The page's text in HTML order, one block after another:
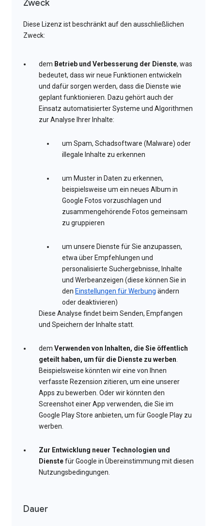
Zweck
Diese Lizenz ist beschränkt auf den ausschließlichen
Zweck:
dem Betrieb und Verbesserung der Dienste, was
bedeutet, dass wir neue Funktionen entwickeln
und dafür sorgen werden, dass die Dienste wie
geplant funktionieren. Dazu gehört auch der
Einsatz automatisierter Systeme und Algorithmen
zur Analyse Ihrer Inhalte:
um Spam, Schadsoftware (Malware) oder
illegale Inhalte zu erkennen
um Muster in Daten zu erkennen,
beispielsweise um ein neues Album in
Google Fotos vorzuschlagen und
zusammengehörende Fotos gemeinsam
zu gruppieren
um unsere Dienste für Sie anzupassen,
etwa über Empfehlungen und
personalisierte Suchergebnisse, Inhalte
und Werbeanzeigen (diese können Sie in
den Einstellungen für Werbung ändern
oder deaktivieren)
Diese Analyse findet beim Senden, Empfangen
und Speichern der Inhalte statt.
dem Verwenden von Inhalten, die Sie öffentlich
geteilt haben, um für die Dienste zu werben.
Beispielsweise könnten wir eine von Ihnen
verfasste Rezension zitieren, um eine unserer
Apps zu bewerben. Oder wir könnten den
Screenshot einer App verwenden, die Sie im
Google Play Store anbieten, um für Google Play zu
werben.
Zur Entwicklung neuer Technologien und
Dienstefür Google in Übereinstimmung mit diesen
Nutzungsbedingungen.
Dauer